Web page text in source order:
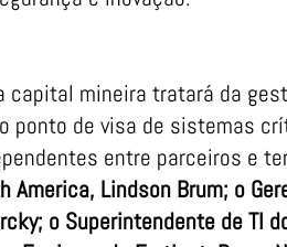
capital mineira tratará da
ponto de visa de sistemas
entre parceiros e
America, Lindson Brum; o
o Superintendente de TI